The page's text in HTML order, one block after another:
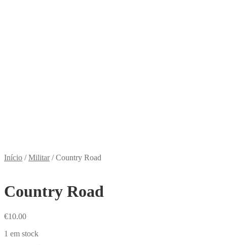
Início /Militar/Country Road
Country Road
€10.00
1 em stock